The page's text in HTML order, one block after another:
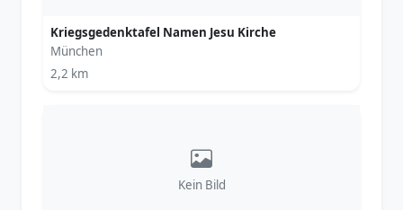
Kriegsgedenktafel Namen Jesu Kirche
München
2,2 km
Kein Bild